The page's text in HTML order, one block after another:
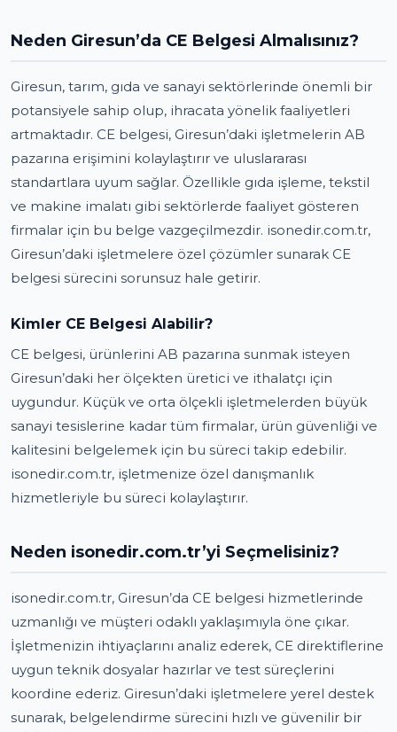
Neden Giresun’da CE Belgesi Almalısınız?
Giresun, tarım, gıda ve sanayi sektörlerinde önemli bir
potansiyele sahip olup, ihracata yönelik faaliyetleri
artmaktadır. CE belgesi, Giresun’daki işletmelerin AB
pazarına erişimini kolaylaştırır ve uluslararası
standartlara uyum sağlar. Özellikle gıda işleme, tekstil
ve makine imalatı gibi sektörlerde faaliyet gösteren
firmalar için bu belge vazgeçilmezdir. isonedir.com.tr,
Giresun’daki işletmelere özel çözümler sunarak CE
belgesi sürecini sorunsuz hale getirir.
Kimler CE Belgesi Alabilir?
CE belgesi, ürünlerini AB pazarına sunmak isteyen
Giresun’daki her ölçekten üretici ve ithalatçı için
uygundur. Küçük ve orta ölçekli işletmelerden büyük
sanayi tesislerine kadar tüm firmalar, ürün güvenliği ve
kalitesini belgelemek için bu süreci takip edebilir.
isonedir.com.tr, işletmenize özel danışmanlık
hizmetleriyle bu süreci kolaylaştırır.
Neden isonedir.com.tr’yi Seçmelisiniz?
isonedir.com.tr, Giresun’da CE belgesi hizmetlerinde
uzmanlığı ve müşteri odaklı yaklaşımıyla öne çıkar.
İşletmenizin ihtiyaçlarını analiz ederek, CE direktiflerine
uygun teknik dosyalar hazırlar ve test süreçlerini
koordine ederiz. Giresun’daki işletmelere yerel destek
sunarak, belgelendirme sürecini hızlı ve güvenilir bir